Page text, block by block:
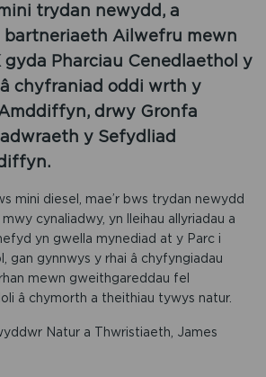
trydan newydd, a
Ailwefru mewn
gyda Pharciau Cenedlaethol y
chyfraniad oddi wrth y
drwy Gronfa
y Sefydliad
mini diesel, mae’r bws trydan newydd
cynaliadwy, yn lleihau allyriadau a
yn gwella mynediad at y Parc i
gan gynnwys y rhai â chyfyngiadau
mewn gweithgareddau fel
â chymorth a theithiau tywys natur.
Natur a Thwristiaeth, James